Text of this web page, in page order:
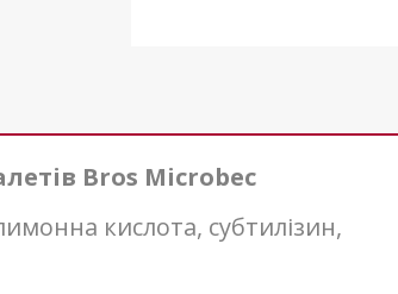
Bros Microbec
кислота, субтилізин,